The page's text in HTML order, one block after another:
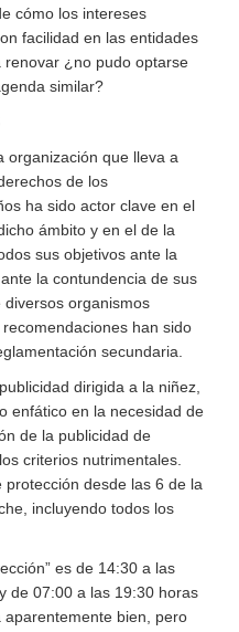
cómo los intereses
facilidad en las entidades
¿no pudo optarse
similar?
organización que lleva a
de los
ha sido actor clave en el
ámbito y en el de la
sus objetivos ante la
la contundencia de sus
diversos organismos
han sido
secundaria.
dirigida a la niñez,
enfático en la necesidad de
de la publicidad de
criterios nutrimentales.
desde las 6 de la
incluyendo todos los
es de 14:30 a las
de 07:00 a las 19:30 horas
aparentemente bien, pero